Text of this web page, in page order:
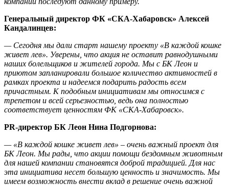
Генеральный директор ФК «СКА-Хабаровск» Алексей
Кандалинцев:
— Сегодня мы дали старт нашему проекту «В каждой кошке
живет лев». Уверены, что акция не оставит равнодушными
наших болельщиков и жителей города. Мы с БК Леон и
приютом запланировали большое количество активностей в
рамках проекта и надеемся подарить радость всем
причастным. К подобным инициативам мы относимся с
трепетом и всей серьезностью, ведь она полностью
соответствует ценностям ФК «СКА-Хабаровск».
PR-директор БК Леон Нина Подгорнова:
— «В каждой кошке живет лев» – очень важный проект для
БК Леон. Мы рады, что акции помощи бездомным животным
для нашей компании становятся доброй традицией. Для нас
эта инициатива несет большую ценность и значимость. Мы
имеем возможность внести вклад в решение очень важной